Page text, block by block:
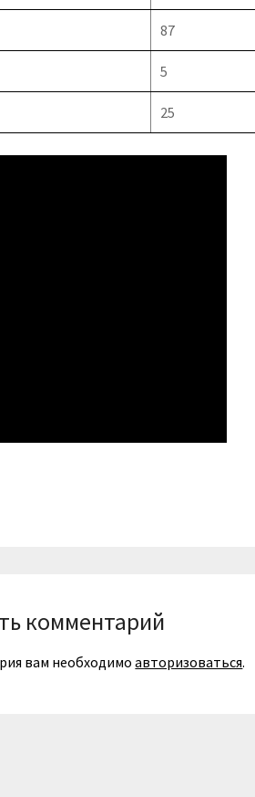
87
5
25
комментарий
вам необходимоавторизоваться.